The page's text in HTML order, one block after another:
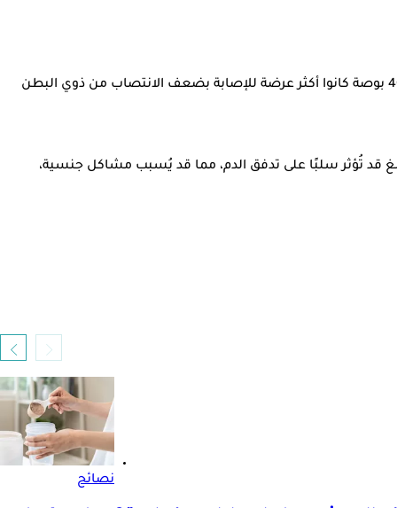
إنقاص الوزن قد يُحسّن أدائك في العلاقة الحميمة، خاصةً إذا كنت رجلًا، فقد وجدت إحدى الدراسات أن الرجال الذين يزيد محيط خصرهم عن 40 بوصة كانوا أكثر عرضة للإصابة بضعف الانتصاب من ذوي البطن
قد تُؤثر سلبًا على تدفق الدم، مما قد يُسبب مشاكل جنسية،
نصائح